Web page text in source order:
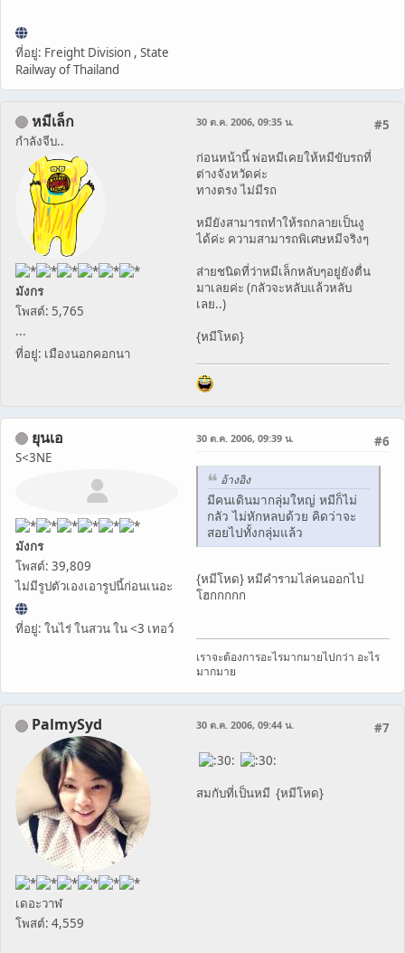
ที่อยู่: Freight Division , State
Railway of Thailand
หมีเล็ก
กำลังจีบ..
มังกร
โพสต์: 5,765
...
ที่อยู่: เมืองนอกคอกนา
#5
30 ต.ค. 2006, 09:35 น.
ก่อนหน้านี้ พ่อหมีเคยให้หมีขับรถที่
ต่างจังหวัดค่ะ
ทางตรง ไม่มีรถ
หมียังสามารถทำให้รถกลายเป็นงู
ได้ค่ะ ความสามารถพิเศษหมีจริงๆ
ส่ายชนิดที่ว่าหมีเล็กหลับๆอยู่ยังตื่น
มาเลยค่ะ (กลัวจะหลับแล้วหลับ
เลย..)
{หมีโหด}
ยุนเอ
S<3NE
มังกร
โพสต์: 39,809
ไม่มีรูปตัวเองเอารูปนี้ก่อนเนอะ
ที่อยู่: ในไร่ ในสวน ใน <3 เทอว์
#6
30 ต.ค. 2006, 09:39 น.
อ้างอิง
มีคนเดินมากลุ่มใหญ่ หมีก็ไม่
กลัว ไม่หักหลบด้วย คิดว่าจะ
สอยไปทั้งกลุ่มแล้ว
{หมีโหด} หมีคำรามไล่คนออกไป
โฮกกกกก
เราจะต้องการอะไรมากมายไปกว่า อะไร
มากมาย
PalmySyd
เดอะวาฬ
โพสต์: 4,559
#7
30 ต.ค. 2006, 09:44 น.
สมกับที่เป็นหมี {หมีโหด}